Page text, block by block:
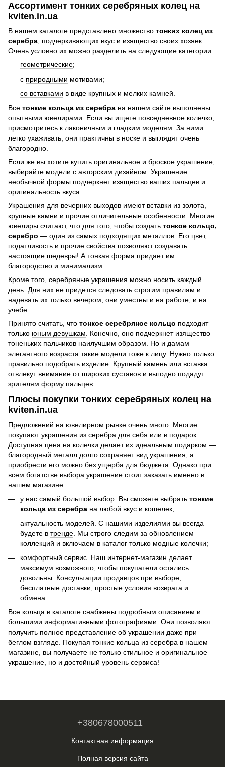
Ассортимент тонких серебряных колец на
kviten.in.ua
В нашем каталоге представлено множество тонких колец из
серебра, подчеркивающих вкус и изящество своих хозяек.
Очень условно их можно разделить на следующие категории:
геометрические;
с природными мотивами;
со вставками в виде крупных и мелких камней.
Все тонкие кольца из серебра на нашем сайте выполнены
опытными ювелирами. Если вы ищете повседневное колечко,
присмотритесь к лаконичным и гладким моделям. За ними
легко ухаживать, они практичны в носке и выглядят очень
благородно.
Если же вы хотите купить оригинальное и броское украшение,
выбирайте модели с авторским дизайном. Украшение
необычной формы подчеркнет изящество ваших пальцев и
оригинальность вкуса.
Украшения для вечерних выходов имеют вставки из золота,
крупные камни и прочие отличительные особенности. Многие
ювелиры считают, что для того, чтобы создать тонкое кольцо,
серебро — один из самых подходящих металлов. Его цвет,
податливость и прочие свойства позволяют создавать
настоящие шедевры! А тонкая форма придает им
благородство и минимализм
Кроме того, серебряные украшения можно носить каждый
день. Для них не придется следовать строгим правилам и
надевать их только вечером , они уместны и на работе, и на
учебе.
Принято считать, что тонкое серебряное кольцо подходит
только юным девушкам . Конечно, оно подчеркнет изящество
тоненьких пальчиков наилучшим образом. Но и дамам
элегантного возраста такие модели тоже к лицу. Нужно только
правильно подобрать изделие. Крупный камень или вставка
отвлекут внимание от широких суставов и выгодно подадут
зрителям форму пальцев.
Плюсы покупки тонких серебряных колец на
kviten.in.ua
Предложений на ювелирном рынке очень много. Многие
покупают украшения из серебра для себя или в подарок.
Доступная цена на колечки делает их идеальным подарком —
благородный металл долго сохраняет вид украшения, а
приобрести его можно без ущерба для бюджета. Однако при
всем богатстве выбора украшение стоит заказать именно в
нашем магазине:
у нас самый большой выбор. Вы сможете выбрать тонкие
кольца из серебра на любой вкус и кошелек;
актуальность моделей. С нашими изделиями вы всегда
будете в тренде . Мы строго следим за обновлением
коллекций и включаем в каталог только модные колечки;
комфортный сервис. Наш интернет-магазин делает
максимум возможного, чтобы покупатели остались
довольны. Консультации продавцов при выборе,
бесплатные доставки, простые условия возврата и
обмена.
Все кольца в каталоге снабжены подробным описанием и
большими информативными фотографиями. Они позволяют
получить полное представление об украшении даже при
беглом взгляде. Покупая тонкие кольца из серебра в нашем
магазине, вы получаете не только стильное и оригинальное
украшение, но и достойный уровень сервиса!
+380678000511
Контактная информация
Полная версия сайта